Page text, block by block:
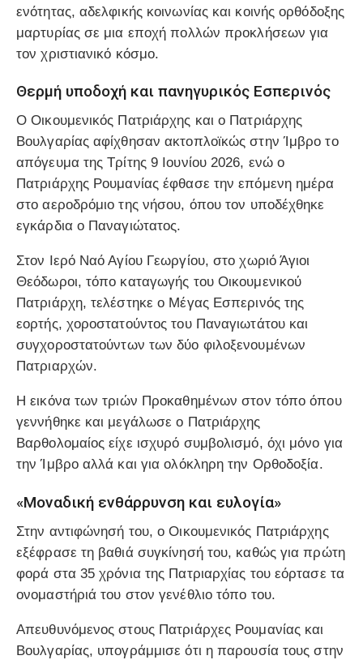
ενότητας, αδελφικής κοινωνίας και κοινής ορθόδοξης
μαρτυρίας σε μια εποχή πολλών προκλήσεων για
τον χριστιανικό κόσμο.
Θερμή υποδοχή και πανηγυρικός Εσπερινός
Ο Οικουμενικός Πατριάρχης και ο Πατριάρχης
Βουλγαρίας αφίχθησαν ακτοπλοϊκώς στην Ίμβρο το
απόγευμα της Τρίτης 9 Ιουνίου 2026, ενώ ο
Πατριάρχης Ρουμανίας έφθασε την επόμενη ημέρα
στο αεροδρόμιο της νήσου, όπου τον υποδέχθηκε
εγκάρδια ο Παναγιώτατος.
Στον Ιερό Ναό Αγίου Γεωργίου, στο χωριό Άγιοι
Θεόδωροι, τόπο καταγωγής του Οικουμενικού
Πατριάρχη, τελέστηκε ο Μέγας Εσπερινός της
εορτής, χοροστατούντος του Παναγιωτάτου και
συγχοροστατούντων των δύο φιλοξενουμένων
Πατριαρχών.
Η εικόνα των τριών Προκαθημένων στον τόπο όπου
γεννήθηκε και μεγάλωσε ο Πατριάρχης
Βαρθολομαίος είχε ισχυρό συμβολισμό, όχι μόνο για
την Ίμβρο αλλά και για ολόκληρη την Ορθοδοξία.
«Μοναδική ενθάρρυνση και ευλογία»
Στην αντιφώνησή του, ο Οικουμενικός Πατριάρχης
εξέφρασε τη βαθιά συγκίνησή του, καθώς για πρώτη
φορά στα 35 χρόνια της Πατριαρχίας του εόρτασε τα
ονομαστήριά του στον γενέθλιο τόπο του.
Απευθυνόμενος στους Πατριάρχες Ρουμανίας και
Βουλγαρίας, υπογράμμισε ότι η παρουσία τους στην